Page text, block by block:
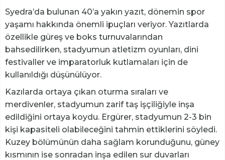
Syedra’da bulunan 40’a yakın yazıt, dönemin spor
yaşamı hakkında önemli ipuçları veriyor. Yazıtlarda
özellikle güreş ve boks turnuvalarından
bahsedilirken, stadyumun atletizm oyunları, dini
festivaller ve imparatorluk kutlamaları için de
kullanıldığı düşünülüyor.
Kazılarda ortaya çıkan oturma sıraları ve
merdivenler, stadyumun zarif taş işçiliğiyle inşa
edildiğini ortaya koydu. Ergürer, stadyumun 2-3 bin
kişi kapasiteli olabileceğini tahmin ettiklerini söyledi.
Kuzey bölümünün daha sağlam korunduğunu, güney
kısmının ise sonradan inşa edilen sur duvarları